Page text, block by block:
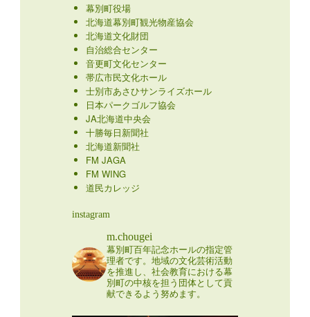
幕別町役場
北海道幕別町観光物産協会
北海道文化財団
自治総合センター
音更町文化センター
帯広市民文化ホール
士別市あさひサンライズホール
日本パークゴルフ協会
JA北海道中央会
十勝毎日新聞社
北海道新聞社
FM JAGA
FM WING
道民カレッジ
instagram
m.chougei
幕別町百年記念ホールの指定管
理者です。地域の文化芸術活動
を推進し、社会教育における幕
別町の中核を担う団体として貢
献できるよう努めます。